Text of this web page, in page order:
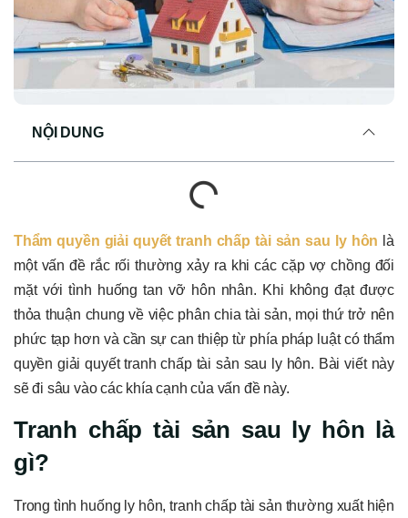
NỘI DUNG
Thẩm quyền giải quyết tranh chấp tài sản sau ly hôn là
một vấn đề rắc rối thường xảy ra khi các cặp vợ chồng đối
mặt với tình huống tan vỡ hôn nhân. Khi không đạt được
thỏa thuận chung về việc phân chia tài sản, mọi thứ trở nên
phức tạp hơn và cần sự can thiệp từ phía pháp luật có thẩm
quyền giải quyết tranh chấp tài sản sau ly hôn. Bài viết này
sẽ đi sâu vào các khía cạnh của vấn đề này.
Tranh chấp tài sản sau ly hôn là
gì?
Trong tình huống ly hôn, tranh chấp tài sản thường xuất hiện